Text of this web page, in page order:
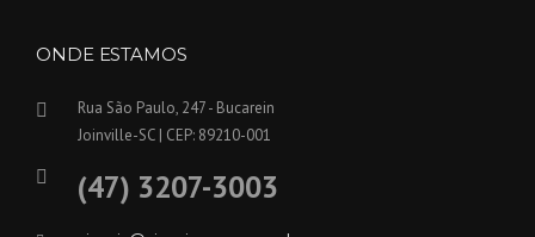
ONDE ESTAMOS
Rua São Paulo, 247 - Bucarein
Joinville-SC | CEP: 89210-001
(47) 3207-3003